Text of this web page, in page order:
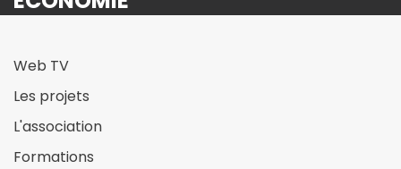
Web TV
Les projets
L'association
Formations